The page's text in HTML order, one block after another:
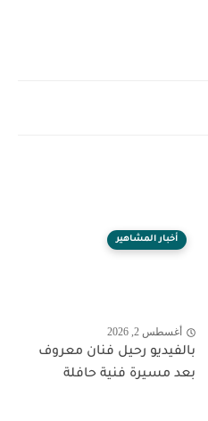
أخبار المشاهير
أغسطس 2, 2026
بالفيديو رحيل فنان معروف
بعد مسيرة فنية حافلة